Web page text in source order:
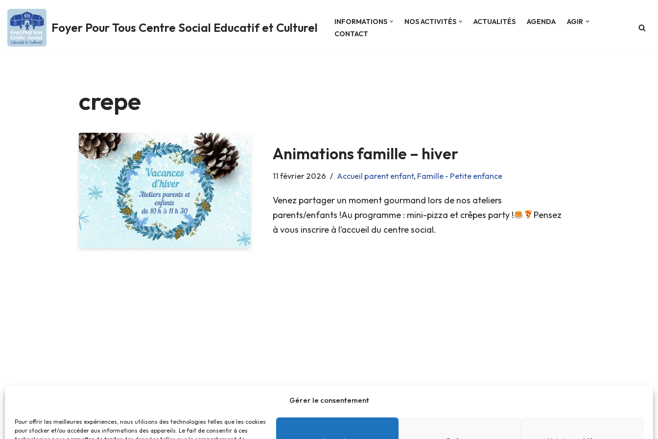
Gérer le consentement
Pour offrir les meilleures expériences, nous utilisons des technologies telles que les cookies
pour stocker et/ou accéder aux informations des appareils. Le fait de consentir à ces
Aller
au
Foyer Pour Tous Centre Social Educatif et Culturel INFORMATIONS NOS ACTIVITÉS ACTUALITÉS AGENDA
AGIR
CONTACT
crepe
Animations famille – hiver
11 février 2026 Accueil parent enfant, Famille - Petite enfance
Venez partager un moment gourmand lors de nos ateliers
parents/enfants !Au programme : mini-pizza et crêpes party !
Pensez
à vous inscrire à l’accueil du centre social.